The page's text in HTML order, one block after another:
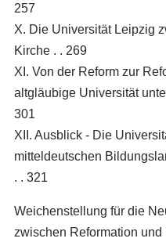
257
X. Die Universität Leipzig
Kirche . . 269
XI. Von der Reform zur
altgläubige Universität
301
XII. Ausblick - Die
mitteldeutschen
. . 321
Weichenstellung für die
zwischen Reformation